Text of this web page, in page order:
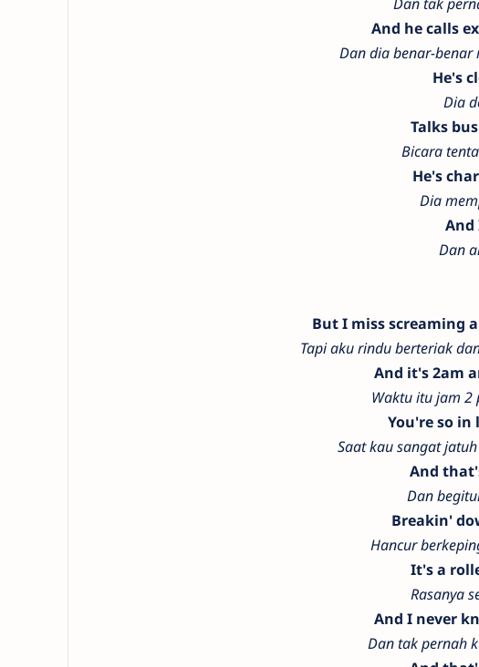
And he calls
Dan dia benar-
He's
Dia
Talks
Bicara
He's
Dia
Dan
But I miss screaming
Tapi aku rindu berteriak
And it's 2am
Waktu itu jam 2
You're so
Saat kau sangat
And
Dan
Breakin'
Hancur
It's a
Rasanya
And I never
Dan tak pernah